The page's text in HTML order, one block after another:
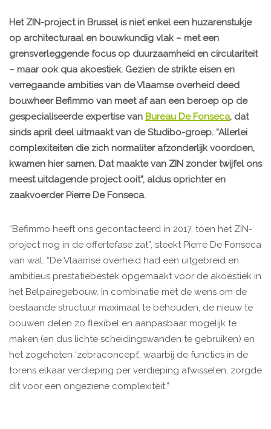
Het ZIN-project in Brussel is niet enkel een huzarenstukje
op architecturaal en bouwkundig vlak – met een
grensverleggende focus op duurzaamheid en circulariteit
– maar ook qua akoestiek. Gezien de strikte eisen en
verregaande ambities van de Vlaamse overheid deed
bouwheer Befimmo van meet af aan een beroep op de
gespecialiseerde expertise van Bureau De Fonseca, dat
sinds april deel uitmaakt van de Studibo-groep. “Allerlei
complexiteiten die zich normaliter afzonderlijk voordoen,
kwamen hier samen. Dat maakte van ZIN zonder twijfel ons
meest uitdagende project ooit”, aldus oprichter en
zaakvoerder Pierre De Fonseca.
“Befimmo heeft ons gecontacteerd in 2017, toen het ZIN-
project nog in de offertefase zat”, steekt Pierre De Fonseca
van wal. “De Vlaamse overheid had een uitgebreid en
ambitieus prestatiebestek opgemaakt voor de akoestiek in
het Belpairegebouw. In combinatie met de wens om de
bestaande structuur maximaal te behouden, de nieuw te
bouwen delen zo flexibel en aanpasbaar mogelijk te
maken (en dus lichte scheidingswanden te gebruiken) en
het zogeheten ‘zebraconcept’, waarbij de functies in de
torens elkaar verdieping per verdieping afwisselen, zorgde
dit voor een ongeziene complexiteit.”